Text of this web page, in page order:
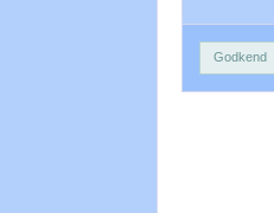
Godkend